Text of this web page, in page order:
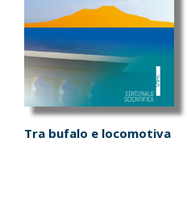
pagina
prodotto
Tra bufalo e locomotiva